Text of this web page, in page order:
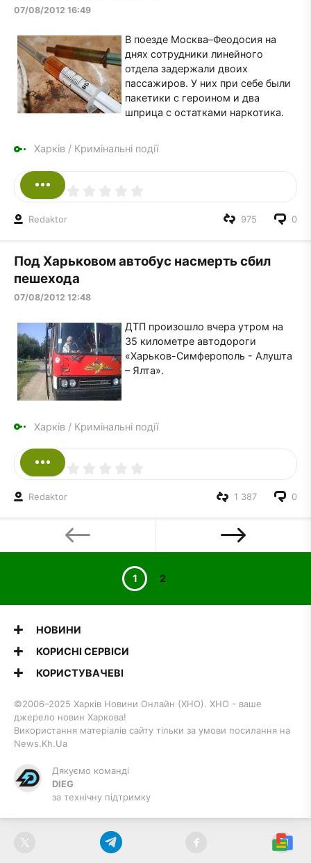
07/08/2012 16:49
В поезде Москва–Феодосия на
днях сотрудники линейного
отдела задержали двоих
пассажиров. У них при себе были
пакетики с героином и два
шприца с остатками наркотика.
Харків / Кримінальні події
Redaktor 0
975
Под Харьковом автобус насмерть сбил
пешехода
07/08/2012 12:48
ДТП произошло вчера утром на
35 километре автодороги
«Харьков-Симферополь - Алушта
– Ялта».
Харків / Кримінальні події
Redaktor 0
1 387
1 2
НОВИНИ
КОРИСНІ СЕРВІСИ
КОРИСТУВАЧЕВІ
©2006–2025 Харків Новини Онлайн (ХНО). ХНО - ваше
джерело новин Харкова!
Використання матеріалів сайту тільки за умови посилання на
News.Kh.Ua
Дякуємо команді
DIEG
за технічну підтримку